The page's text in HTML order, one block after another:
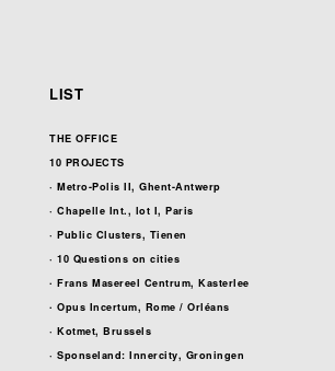
LIST
THE OFFICE
10 PROJECTS
· Metro-Polis II, Ghent-Antwerp
· Chapelle Int., lot I, Paris
· Public Clusters, Tienen
· 10 Questions on cities
∙ Frans Masereel Centrum, Kasterlee
∙ Opus Incertum, Rome / Orléans
· Kotmet, Brussels
· Sponseland: Innercity, Groningen